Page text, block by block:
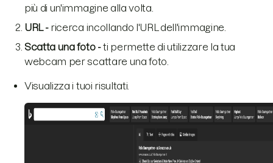
più di un'immagine alla volta.
URL -ricerca incollando l'URL dell'immagine.
Scatta una foto -ti permette di utilizzare la tua
webcam per scattare una foto.
Visualizza i tuoi risultati.